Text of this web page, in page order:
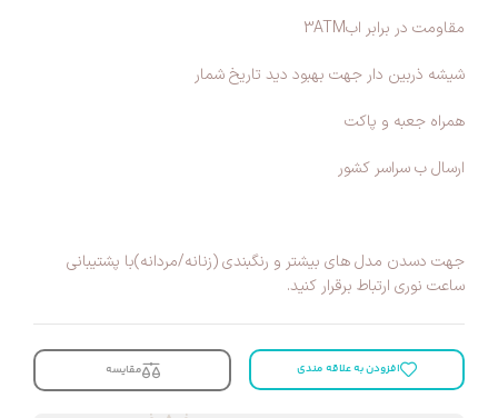
مقاومت در برابر اب3ATM
شیشه ذربین دار جهت بهبود دید تاریخ شمار
همراه جعبه و پاکت
ارسال ب سراسر کشور
جهت دسدن مدل های بیشتر و رنگبندی (زنانه/مردانه)با پشتیبانی
ساعت نوری ارتباط برقرار کنید.
افزودن به علاقه مندی مقایسه